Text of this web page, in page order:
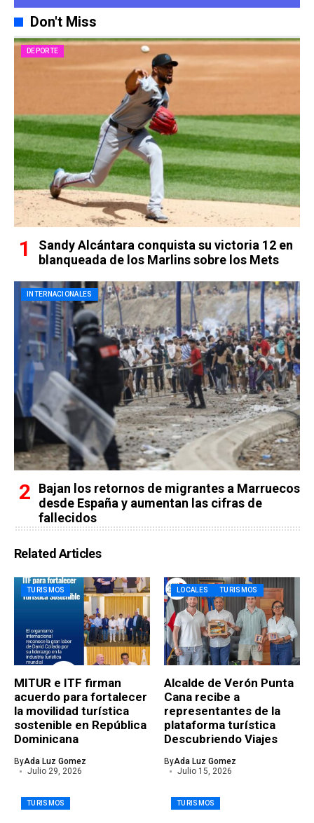
Don't Miss
DEPORTE
Sandy Alcántara conquista su victoria 12 en
blanqueada de los Marlins sobre los Mets
INTERNACIONALES
Bajan los retornos de migrantes a Marruecos
desde España y aumentan las cifras de
fallecidos
Related Articles
TURISMOS
MITUR e ITF firman
acuerdo para fortalecer
la movilidad turística
sostenible en República
Dominicana
ByAda Luz Gomez
Julio 29, 2026
LOCALES TURISMOS
Alcalde de Verón Punta
Cana recibe a
representantes de la
plataforma turística
Descubriendo Viajes
ByAda Luz Gomez
Julio 15, 2026
TURISMOS TURISMOS